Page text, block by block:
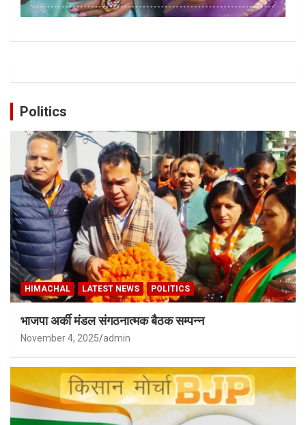
Politics
HIMACHAL LATEST NEWS POLITICS
भाजपा अर्की मंडल संगठनात्मक बैठक सम्पन्न
November 4, 2025 admin